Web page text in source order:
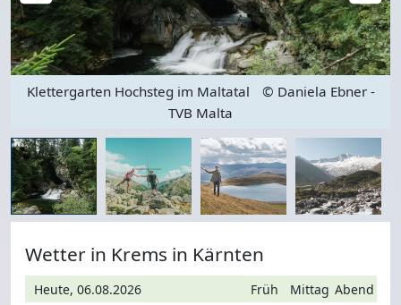
Klettergarten Hochsteg im Maltatal
© Daniela Ebner -
TVB Malta
Wetter in Krems in Kärnten
Heute, 06.08.2026 Früh Mittag Abend